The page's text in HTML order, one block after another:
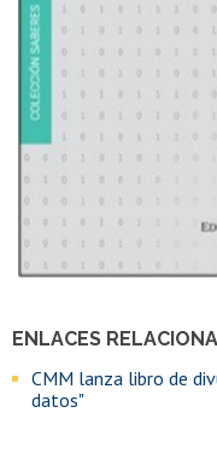
ENLACES
CMM lanza libro de
datos"